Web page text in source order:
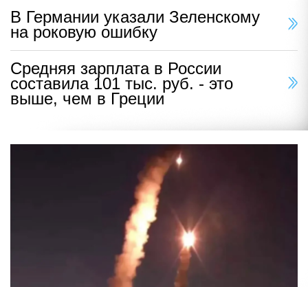
В Германии указали Зеленскому
на роковую ошибку
Средняя зарплата в России
составила 101 тыс. руб. - это
выше, чем в Греции